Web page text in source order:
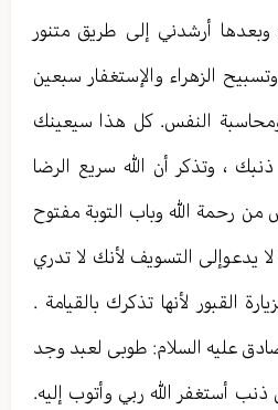
أرشدني إلى طريق متنور
الزهراء والإستغفار سبعين
النفس. كل هذا سيعينك
، وتذكر أن الله سريع الرضا
من رحمة الله وباب التوبة مفتوح
يدعوإلى التسويف لأنك لا تدري
القبور لأنها تذكرك بالقيامة .
عليه السلام: طوبى لعبد وجد
أستغفر الله ربي وأتوب إليه.